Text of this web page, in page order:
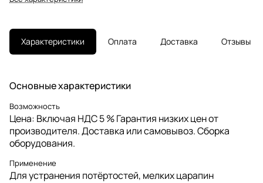
Характеристики Оплата Доставка Отзывы
Основные характеристики
Возможность
Цена: Включая НДС 5 % Гарантия низких цен от
производителя. Доставка или самовывоз. Сборка
оборудования.
Применение
Для устранения потёртостей, мелких царапин